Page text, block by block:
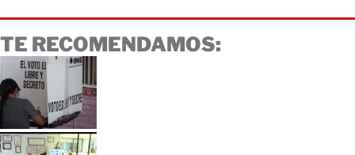
TE RECOMENDAMOS: